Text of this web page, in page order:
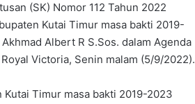
(SK) Nomor 112 Tahun 2022
Kutai Timur masa bakti 2019-
Albert R S.Sos. dalam Agenda
Victoria, Senin malam (5/9/2022).
Timur masa bakti 2019-2023